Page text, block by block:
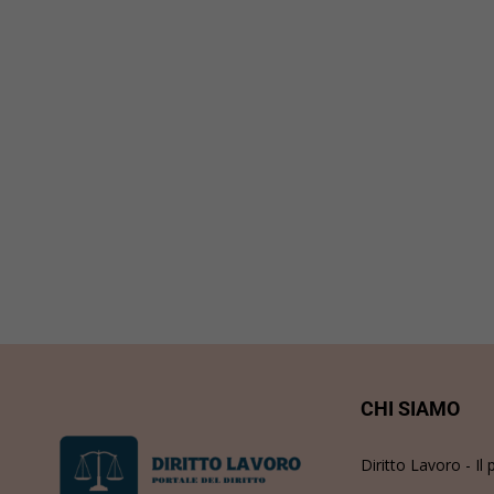
CHI SIAMO
Diritto Lavoro - Il